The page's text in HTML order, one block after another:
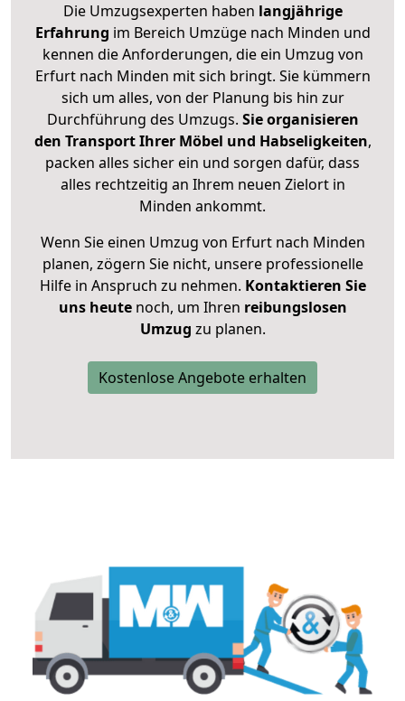
Die Umzugsexperten haben langjährige
Erfahrung im Bereich Umzüge nach Minden und
kennen die Anforderungen, die ein Umzug von
Erfurt nach Minden mit sich bringt. Sie kümmern
sich um alles, von der Planung bis hin zur
Durchführung des Umzugs. Sie organisieren
den Transport Ihrer Möbel und Habseligkeiten,
packen alles sicher ein und sorgen dafür, dass
alles rechtzeitig an Ihrem neuen Zielort in
Minden ankommt.
Wenn Sie einen Umzug von Erfurt nach Minden
planen, zögern Sie nicht, unsere professionelle
Hilfe in Anspruch zu nehmen. Kontaktieren Sie
uns heutenoch, um Ihren reibungslosen
Umzug zu planen.
Kostenlose Angebote erhalten